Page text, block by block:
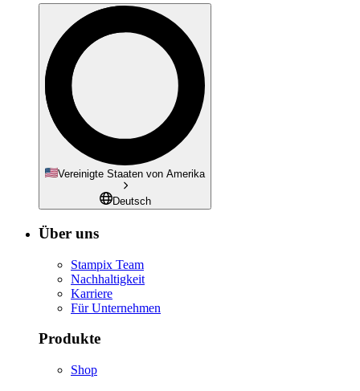
Vereinigte Staaten von Amerika
Deutsch
Über uns
Stampix Team
Nachhaltigkeit
Karriere
Für Unternehmen
Produkte
Shop